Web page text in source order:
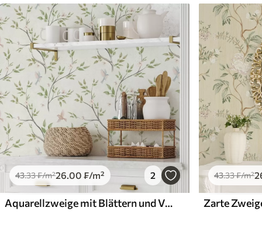
43.33₣/m²26.00 ₣/m² 2
Aquarellzweige mit Blättern und Vögeln auf hellem Hintergrund
43.33₣/m²